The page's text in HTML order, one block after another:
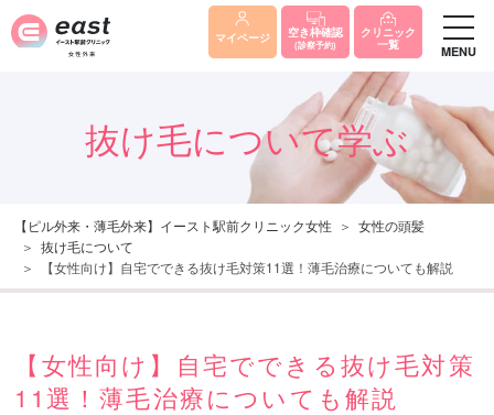
マイページ 空き枠確認
(診察予約)
クリニック
一覧 MENU
抜け毛について学ぶ
【ピル外来・薄毛外来】イースト駅前クリニック女性
女性の頭髪
抜け毛について
【女性向け】自宅でできる抜け毛対策11選！薄毛治療についても解説
【女性向け】自宅でできる抜け毛対策
11選！薄毛治療についても解説